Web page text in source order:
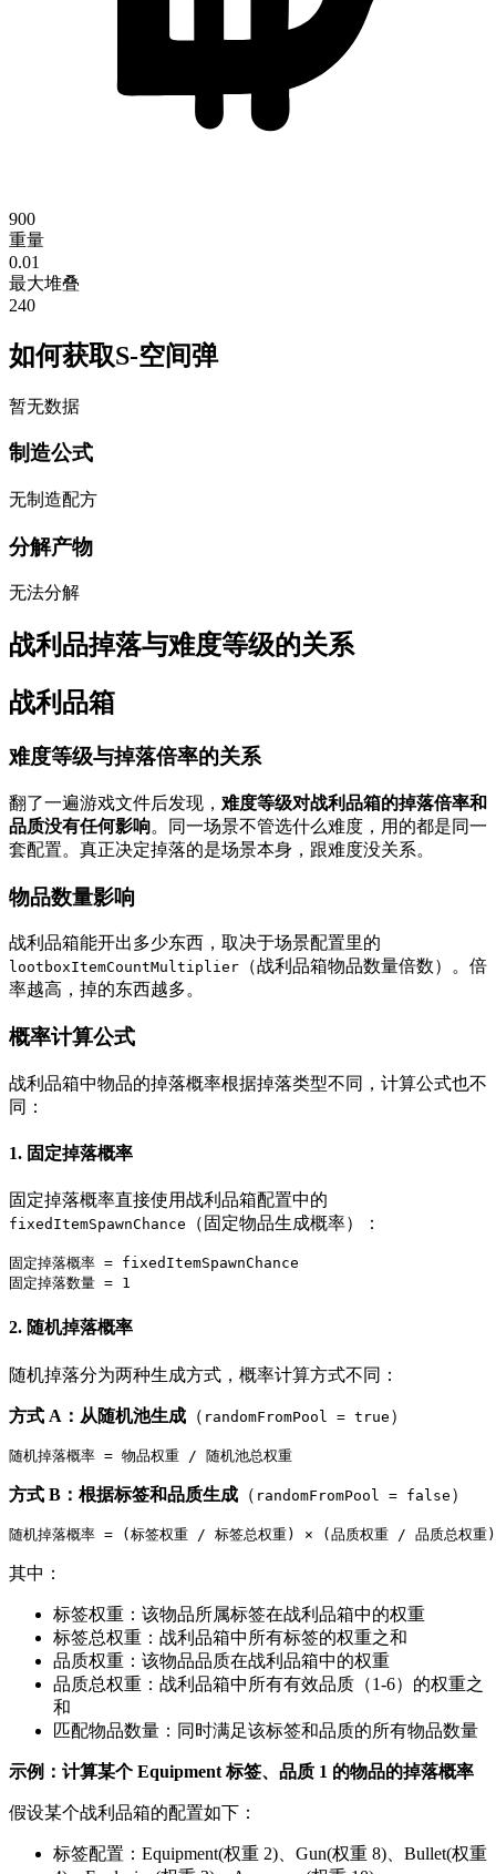
900
重量
0.01
最大堆叠
240
如何获取S-空间弹
暂无数据
制造公式
无制造配方
分解产物
无法分解
战利品掉落与难度等级的关系
战利品箱
难度等级与掉落倍率的关系
翻了一遍游戏文件后发现， 难度等级对战利品箱的掉落倍率和
品质没有任何影响。同一场景不管选什么难度，用的都是同一
套配置。真正决定掉落的是场景本身，跟难度没关系。
物品数量影响
战利品箱能开出多少东西，取决于场景配置里的
lootboxItemCountMultiplier （战利品箱物品数量倍数）。倍
率越高，掉的东西越多。
概率计算公式
战利品箱中物品的掉落概率根据掉落类型不同，计算公式也不
同：
1. 固定掉落概率
固定掉落概率直接使用战利品箱配置中的
fixedItemSpawnChance （固定物品生成概率）：
固定掉落概率 = fixedItemSpawnChance
2. 随机掉落概率
随机掉落分为两种生成方式，概率计算方式不同：
方式 A：从随机池生成 （ randomFromPool = true ）
方式 B：根据标签和品质生成 （ randomFromPool = false ）
其中：
标签权重：该物品所属标签在战利品箱中的权重
标签总权重：战利品箱中所有标签的权重之和
品质权重：该物品品质在战利品箱中的权重
品质总权重：战利品箱中所有有效品质（1-6）的权重之
和
匹配物品数量：同时满足该标签和品质的所有物品数量
示例：计算某个 Equipment 标签、品质 1 的物品的掉落概率
假设某个战利品箱的配置如下：
标签配置：Equipment(权重 2)、Gun(权重 8)、Bullet(权重